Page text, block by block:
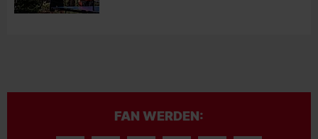
FAN WERDEN: